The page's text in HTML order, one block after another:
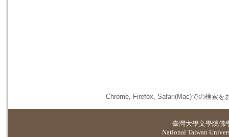
Chrome, Firefox, Safari(Mac)での検索を
臺灣大學文學院佛
National Taiwan